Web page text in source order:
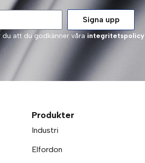
Signa upp
du att du godkänner våra integritetspolicy
Produkter
Industri
Elfordon